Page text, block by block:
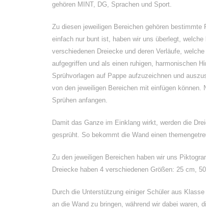
gehören MINT, DG, Sprachen und Sport.
Zu diesen jeweiligen Bereichen gehören
einfach nur bunt ist, haben wir uns überlegt,
verschiedenen Dreiecke und deren Verläufe,
aufgegriffen und als einen ruhigen, harmonischen
Sprühvorlagen auf Pappe aufzuzeichnen und
von den jeweiligen Bereichen mit einfügen
Sprühen anfangen.
Damit das Ganze im Einklang wirkt, werden die
gesprüht. So bekommt die Wand einen
Zu den jeweiligen Bereichen haben wir uns
Dreiecke haben 4 verschiedenen Größen: 25 cm,
Durch die Unterstützung einiger Schüler aus
an die Wand zu bringen, während wir dabei waren,